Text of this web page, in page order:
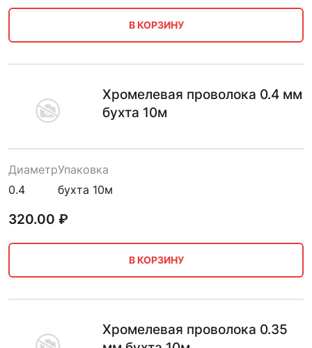
В КОРЗИНУ
Хромелевая проволока 0.4 мм
бухта 10м
Диаметр
0.4
Упаковка
бухта 10м
320.00 ₽
В КОРЗИНУ
Хромелевая проволока 0.35